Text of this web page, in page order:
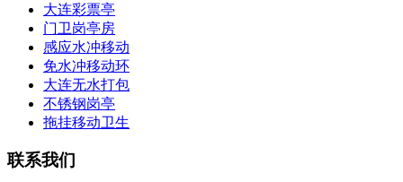
大连彩票亭
门卫岗亭房
感应水冲移动
免水冲移动环
大连无水打包
不锈钢岗亭
拖挂移动卫生
联系我们